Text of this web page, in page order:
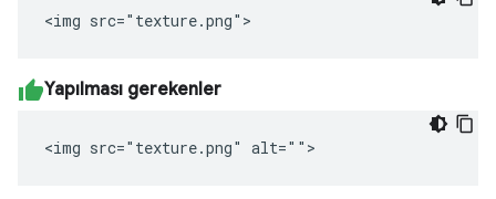
<img src="texture.png">
Yapılması gerekenler
<img src="texture.png" alt="">